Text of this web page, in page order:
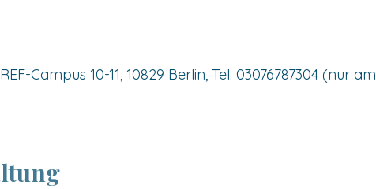
Campus 10-11, 10829 Berlin, Tel: 03076787304 (nur am